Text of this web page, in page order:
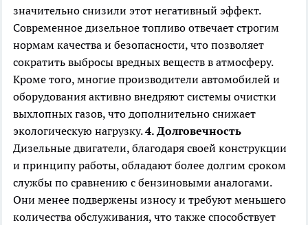
значительно снизили этот негативный эффект.
Современное дизельное топливо отвечает строгим
нормам качества и безопасности, что позволяет
сократить выбросы вредных веществ в атмосферу.
Кроме того, многие производители автомобилей и
оборудования активно внедряют системы очистки
выхлопных газов, что дополнительно снижает
экологическую нагрузку.4. Долговечность
Дизельные двигатели, благодаря своей конструкции
и принципу работы, обладают более долгим сроком
службы по сравнению с бензиновыми аналогами.
Они менее подвержены износу и требуют меньшего
количества обслуживания, что также способствует